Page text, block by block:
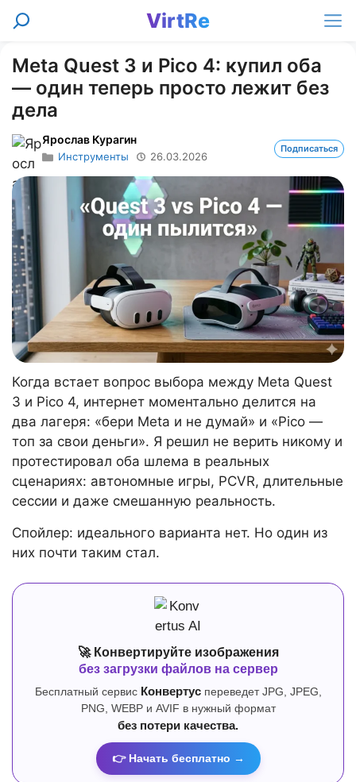
Перейти
VirtRe
Поиск
Meta Quest 3 и Pico 4: купил оба
— один теперь просто лежит без
дела
Ярослав Курагин
Инструменты 26.03.2026
Подписаться
Когда встает вопрос выбора между Meta Quest
3 и Pico 4, интернет моментально делится на
два лагеря: «бери Meta и не думай» и «Pico —
топ за свои деньги». Я решил не верить никому и
протестировал оба шлема в реальных
сценариях: автономные игры, PCVR, длительные
сессии и даже смешанную реальность.
Спойлер: идеального варианта нет. Но один из
них почти таким стал.
🚀 Конвертируйте изображения
без загрузки файлов на сервер
Бесплатный сервис Конвертуспереведет JPG, JPEG,
PNG, WEBP и AVIF в нужный формат
без потери качества.
👉 Начать бесплатно →